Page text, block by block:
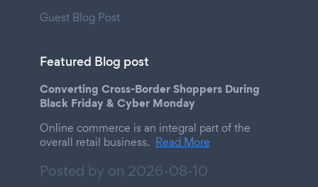
Guest Blog Post
Featured Blog post
Converting Cross-Border Shoppers During
Black Friday & Cyber Monday
Online commerce is an integral part of the
overall retail business. Read More
Posted by on 2026-08-10